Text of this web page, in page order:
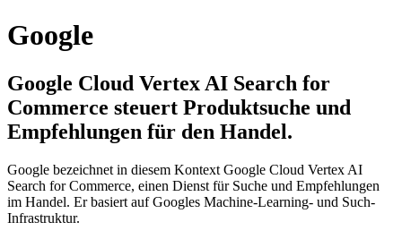
Google
Google Cloud Vertex AI Search for
Commerce steuert Produktsuche und
Empfehlungen für den Handel.
Google bezeichnet in diesem Kontext Google Cloud Vertex AI
Search for Commerce, einen Dienst für Suche und Empfehlungen
im Handel. Er basiert auf Googles Machine-Learning- und Such-
Infrastruktur.